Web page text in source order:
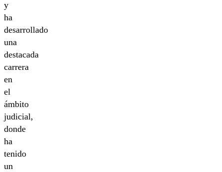
y
ha
desarrollado
una
destacada
carrera
en
el
ámbito
judicial,
donde
ha
tenido
un